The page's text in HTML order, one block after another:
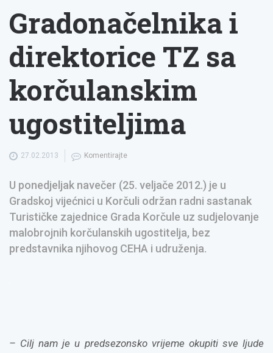
Gradonačelnika i
direktorice TZ sa
korčulanskim
ugostiteljima
27.02.2013 Komentirajte
U ponedjeljak navečer (25. veljače 2012.) je u
Gradskoj vijećnici u Korčuli održan radni sastanak
Turističke zajednice Grada Korčule uz sudjelovanje
malobrojnih korčulanskih ugostitelja, bez
predstavnika njihovog CEHA i udruženja.
– Cilj nam je u predsezonsko vrijeme okupiti sve ljude